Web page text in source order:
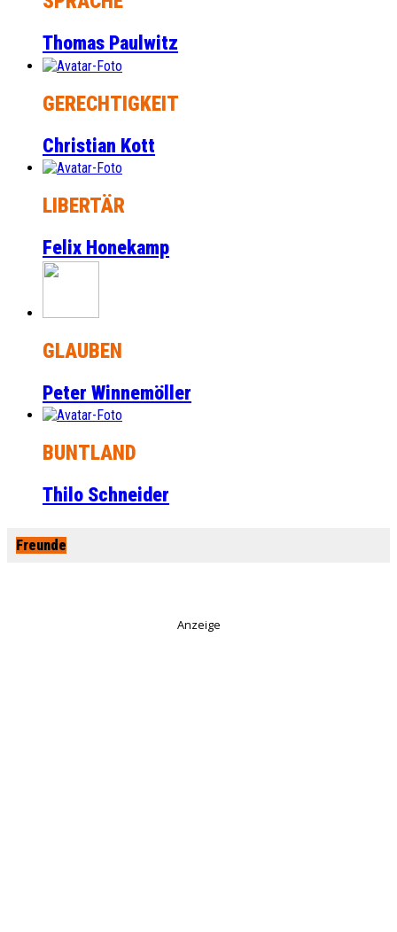
Thomas Paulwitz
GERECHTIGKEIT
Christian Kott
LIBERTÄR
Felix Honekamp
GLAUBEN
Peter Winnemöller
BUNTLAND
Thilo Schneider
Freunde
Anzeige